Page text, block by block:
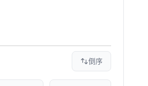
倒序